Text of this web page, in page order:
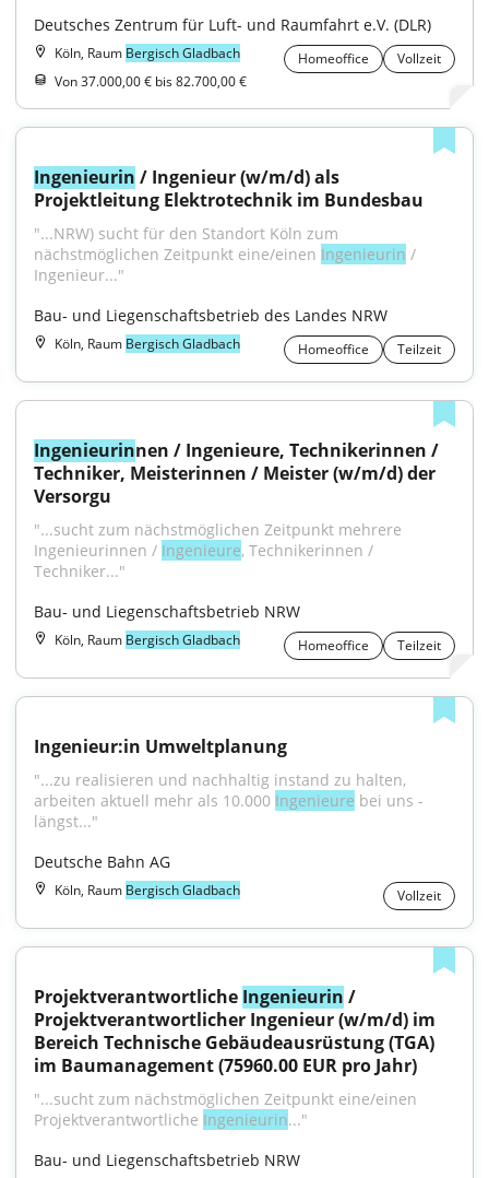
Deutsches Zentrum für Luft- und Raumfahrt e.V. (DLR)
Köln, Raum Bergisch Gladbach Homeoffice
Vollzeit
Von 37.000,00 € bis 82.700,00 €
Ingenieurin / Ingenieur (w/m/d) als
Projektleitung Elektrotechnik im Bundesbau
"...NRW) sucht für den Standort Köln zum
nächstmöglichen Zeitpunkt eine/einen Ingenieurin /
Ingenieur..."
Bau- und Liegenschaftsbetrieb des Landes NRW
Köln, Raum Bergisch Gladbach Homeoffice Teilzeit
Ingenieurinnen / Ingenieure, Technikerinnen /
Techniker, Meisterinnen / Meister (w/m/d) der
Versorgu
"...sucht zum nächstmöglichen Zeitpunkt mehrere
Ingenieurinnen / Ingenieure, Technikerinnen /
Techniker..."
Bau- und Liegenschaftsbetrieb NRW
Köln, Raum Bergisch Gladbach Homeoffice Teilzeit
Ingenieur:in Umweltplanung
"...zu realisieren und nachhaltig instand zu halten,
arbeiten aktuell mehr als 10.000 Ingenieure bei uns -
längst..."
Deutsche Bahn AG
Köln, Raum Bergisch Gladbach Vollzeit
Projektverantwortliche Ingenieurin /
Projektverantwortlicher Ingenieur (w/m/d) im
Bereich Technische Gebäudeausrüstung (TGA)
im Baumanagement (75960.00 EUR pro Jahr)
"...sucht zum nächst­möglichen Zeitpunkt eine/einen
Projektverantwortliche Ingenieurin..."
Bau- und Liegenschaftsbetrieb NRW